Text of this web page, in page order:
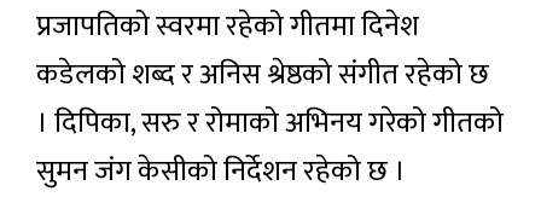
प्रजापतिको स्वरमा रहेको गीतमा दिनेश
कडेलको शब्द र अनिस श्रेष्ठको संगीत रहेको छ
। दिपिका, सरु र रोमाको अभिनय गरेको गीतको
सुमन जंग केसीको निर्देशन रहेको छ ।